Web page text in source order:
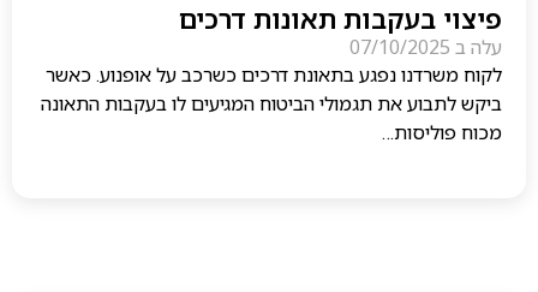
פיצוי בעקבות תאונות דרכים
עלה ב 07/10/2025
לקוח משרדנו נפגע בתאונת דרכים כשרכב על אופנוע. כאשר
ביקש לתבוע את תגמולי הביטוח המגיעים לו בעקבות התאונה
מכוח פוליסות…